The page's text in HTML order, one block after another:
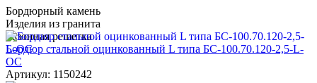
Бордюрный камень
Изделия из гранита
Газонная решетка
Бордюр стальной оцинкованный L типа БС-100.70.120-2,5-L-
ОС
Артикул: 1150242